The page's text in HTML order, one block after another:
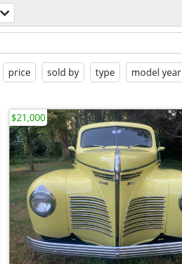
price sold by type model year
$21,000